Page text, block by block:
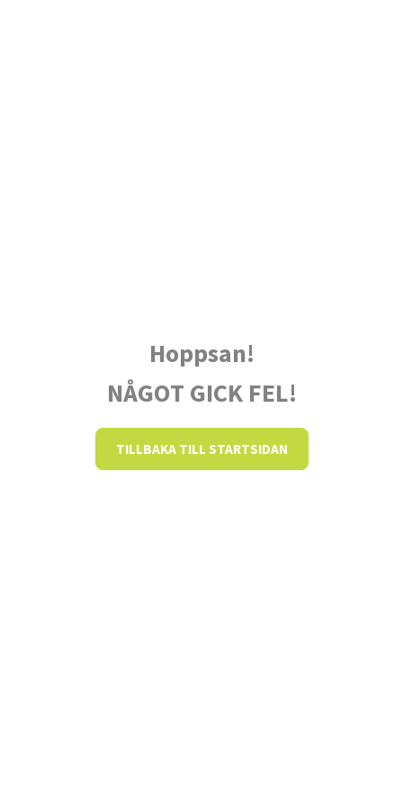
Hoppsan!
NÅGOT GICK FEL!
TILLBAKA TILL STARTSIDAN